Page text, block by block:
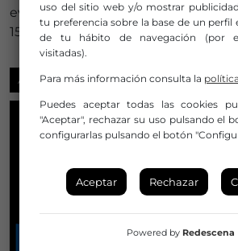
eventos circenses programados para
15 de noviembre.
AYUDAS Y CONVOCATORIAS
uso del sitio web y/o mostrar
tu preferencia sobre la base de un perfil
de tu hábito de navegación (por
visitadas).
Para más información consulta la
Puedes aceptar todas las cookies
"Aceptar", rechazar su uso pulsando el
configurarlas pulsando el botón
Aceptar Rechazar
Powered by Redescena